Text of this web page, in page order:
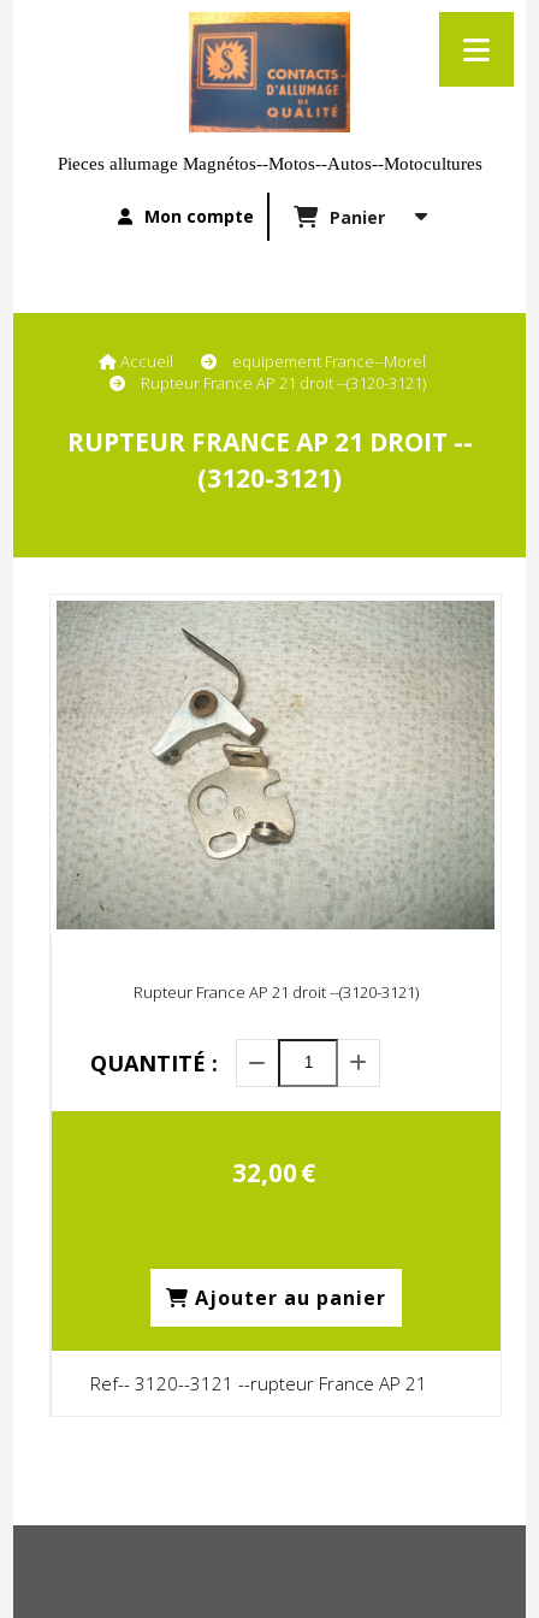
Pieces allumage Magnétos--Motos--Autos--Motocultures
Mon compte Panier
Accueil
equipement France--Morel
Rupteur France AP 21 droit --(3120-3121)
RUPTEUR FRANCE AP 21 DROIT --
(3120-3121)
Rupteur France AP 21 droit --(3120-3121)
32,00€
QUANTITÉ :
Ajouter au panier
Ref-- 3120--3121 --rupteur France AP 21